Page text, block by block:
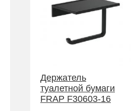
Держатель
туалетной бумаги
FRAP F30603-16